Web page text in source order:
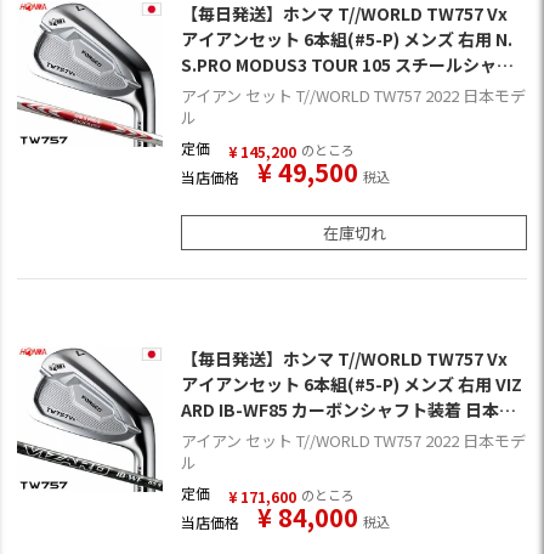
【毎日発送】ホンマ T//WORLD TW757 Vx
アイアンセット 6本組(#5-P) メンズ 右用 N.
S.PRO MODUS3 TOUR 105 スチールシャフ
ト装着 日本正規品 2022年モデル
アイアン セット T//WORLD TW757 2022 日本モデ
ル
定価 ¥ 145,200 のところ
当店価格 ¥49,500 税込
在庫切れ
【毎日発送】ホンマ T//WORLD TW757 Vx
アイアンセット 6本組(#5-P) メンズ 右用 VIZ
ARD IB-WF85 カーボンシャフト装着 日本正
規品 2022年モデル
アイアン セット T//WORLD TW757 2022 日本モデ
ル
定価 ¥ 171,600 のところ
当店価格 ¥ 84,000 税込